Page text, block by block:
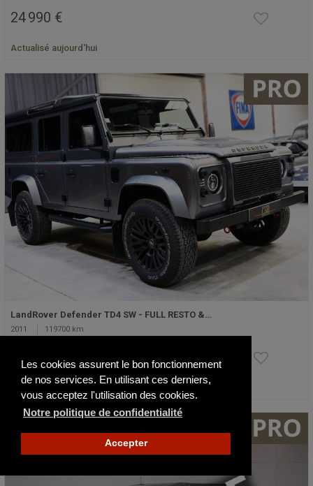
Les cookies assurent le bon fonctionnement
de nos services. En utilisant ces derniers,
vous acceptez l'utilisation des cookies.
Notre politique de confidentialité
Accepter
24 990 €
Actualisé aujourd'hui
LandRover Defender TD4 SW - FULL RESTO &…
2011 119700 km
97 600 €
Actualisé il y a 2 jours